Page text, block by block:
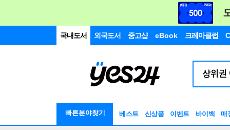
국내도서 외국도서 중고샵 eBook 크레마클럽
빠른분야찾기 베스트 신상품 이벤트 바이백 매